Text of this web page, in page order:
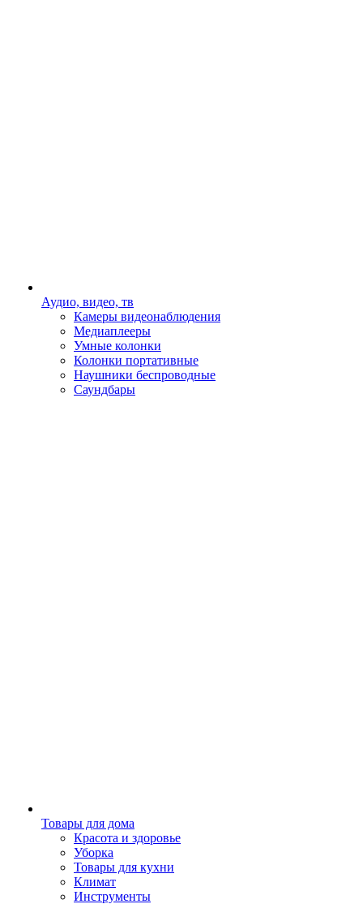
Аудио, видео, тв
Камеры видеонаблюдения
Медиаплееры
Умные колонки
Колонки портативные
Наушники беспроводные
Саундбары
Товары для дома
Красота и здоровье
Уборка
Товары для кухни
Климат
Инструменты